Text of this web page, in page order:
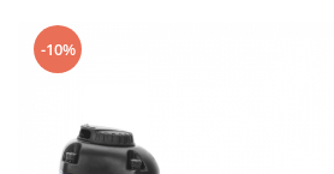
Masini spalat cu presiune
Drujbe
-10%